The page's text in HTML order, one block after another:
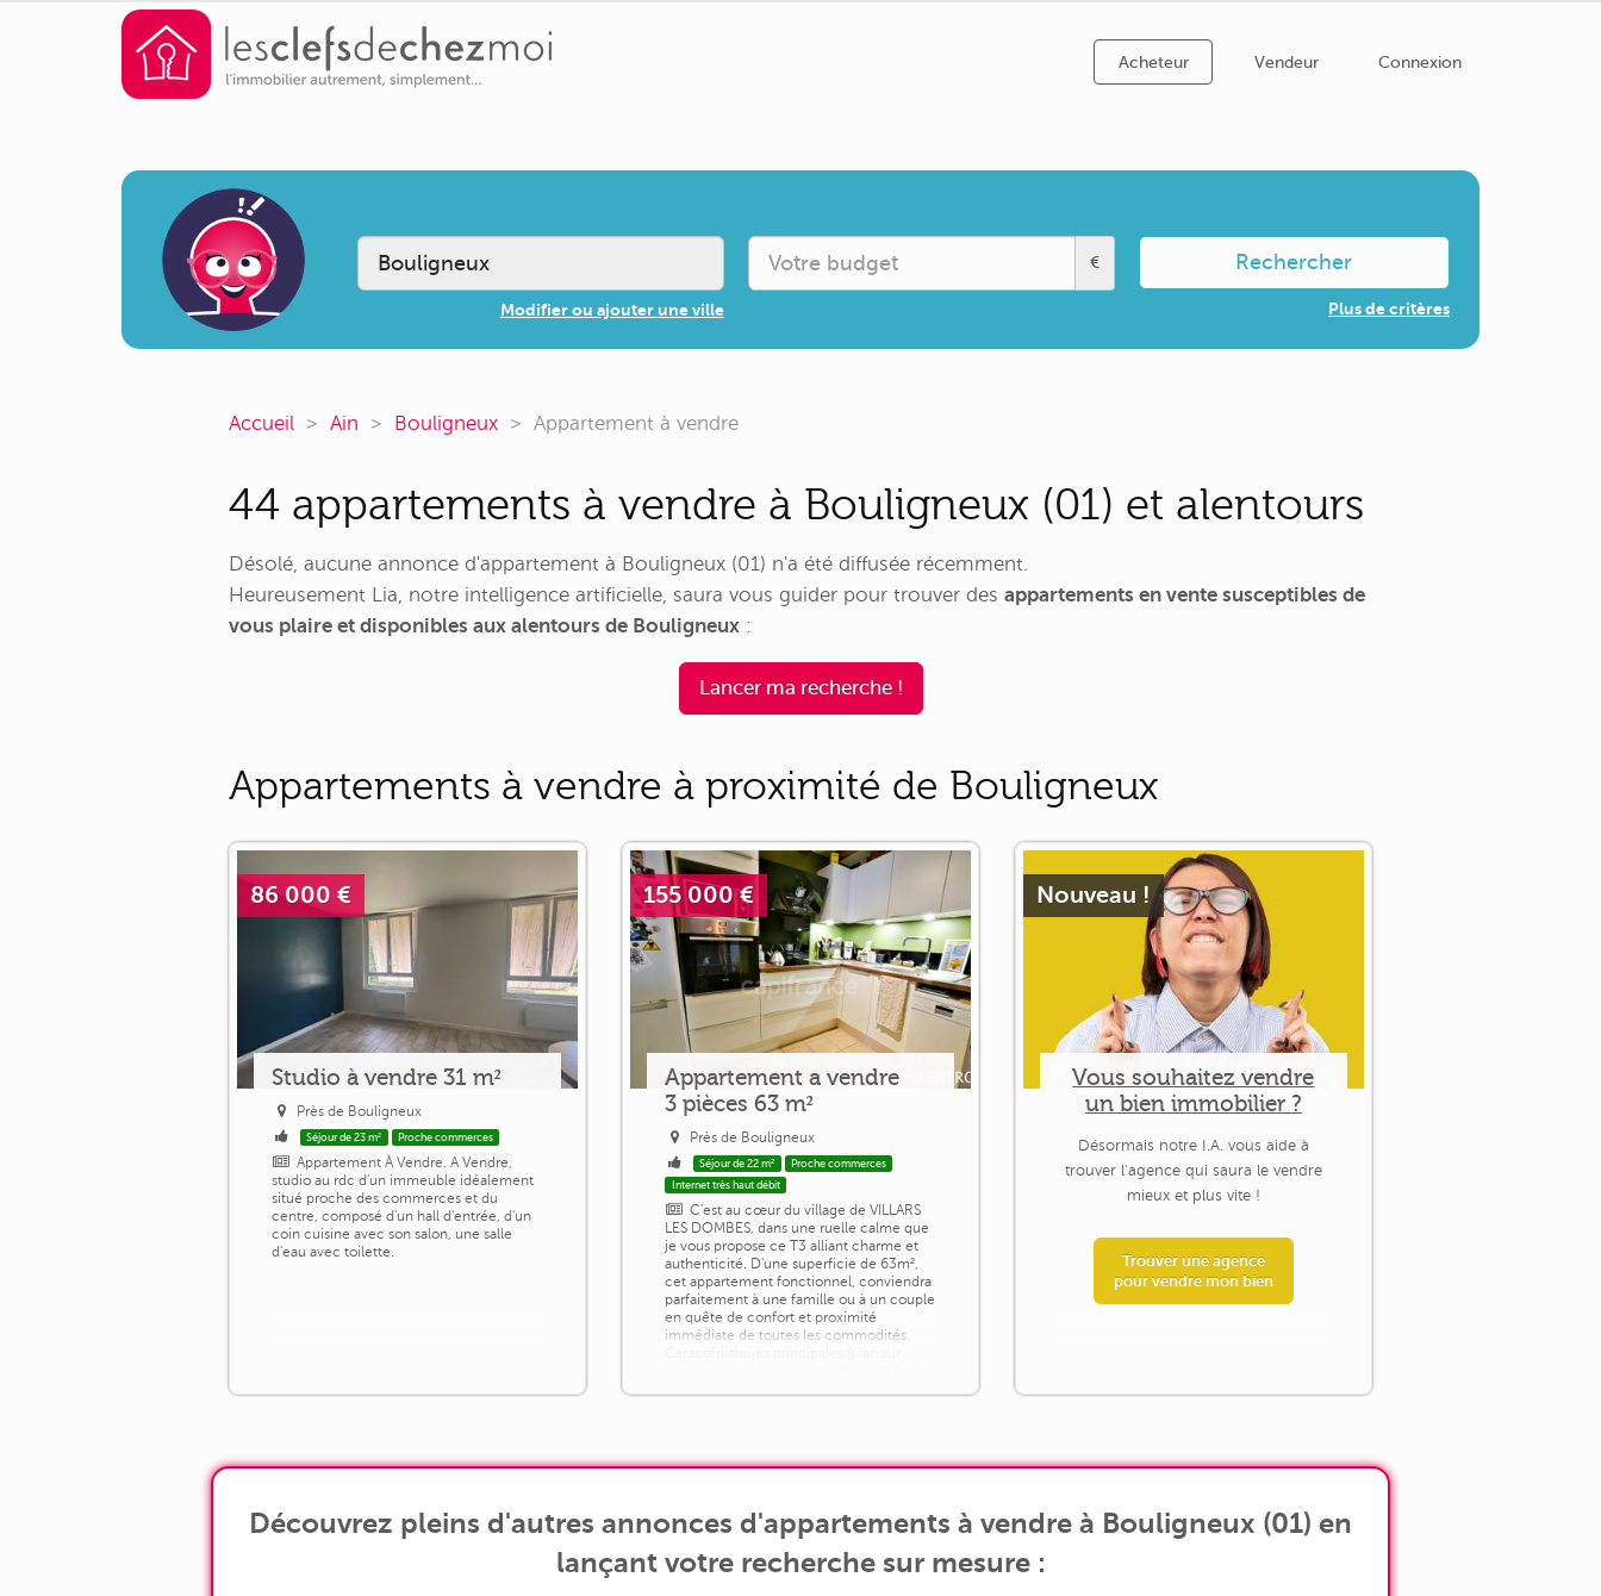
Acheteur Vendeur Connexion
Modifier ou ajouter une ville
€ Rechercher
Plus de critères
Accueil Ain Bouligneux Appartement à vendre
44 appartements à vendre à Bouligneux (01) et alentours
Désolé, aucune annonce d'appartement à Bouligneux (01) n'a été diffusée récemment.
Heureusement Lia, notre intelligence artificielle, saura vous guider pour trouver des appartements en vente susceptibles de
vous plaire et disponibles aux alentours de Bouligneux :
Lancer ma recherche !
Appartements à vendre à proximité de Bouligneux
86 000 €
Studio à vendre 31 m²
Près de Bouligneux
Séjour de 23 m² Proche commerces
Appartement À Vendre. A Vendre,
studio au rdc d'un immeuble idéalement
situé proche des commerces et du
centre, composé d'un hall d'entrée, d'un
coin cuisine avec son salon, une salle
d'eau avec toilette.
155 000 €
Appartement a vendre
3 pièces 63 m²
Près de Bouligneux
Séjour de 22 m²
Proche commerces
Internet très haut débit
C'est au cœur du village de VILLARS
LES DOMBES, dans une ruelle calme que
je vous propose ce T3 alliant charme et
authenticité. D'une superficie de 63m²,
cet appartement fonctionnel, conviendra
parfaitement à une famille ou à un couple
en quête de confort et proximité
immédiate de toutes les commodités.
Nouveau !
Vous souhaitez vendre
un bien immobilier ?
Désormais notre I.A. vous aide à
trouver l'agence qui saura le vendre
mieux et plus vite !
Trouver une agence
pour vendre mon bien
Découvrez pleins d'autres annonces d'appartements à vendre à Bouligneux (01) en
lançant votre recherche sur mesure :